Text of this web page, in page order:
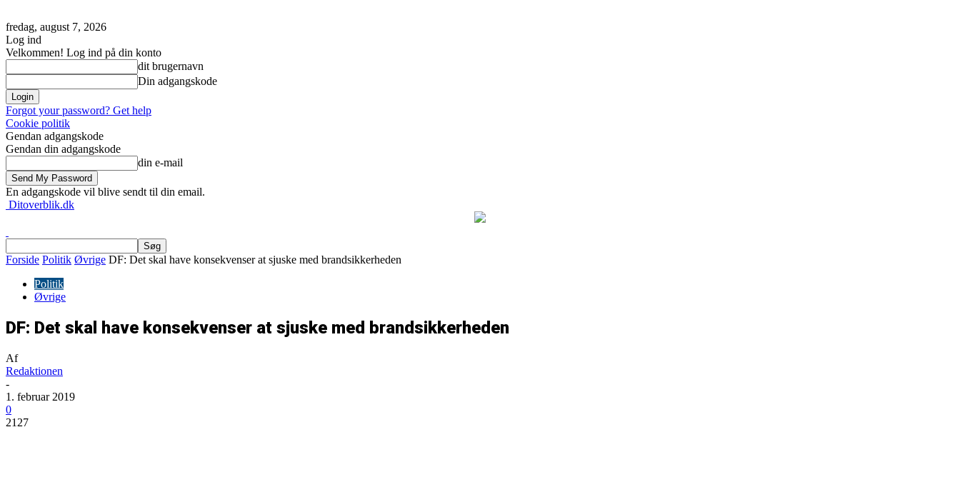
fredag, august 7, 2026
Log ind
Velkommen! Log ind på din konto
dit brugernavn
Din adgangskode
Forgot your password? Get help
Cookie politik
Gendan adgangskode
Gendan din adgangskode
din e-mail
En adgangskode vil blive sendt til din email.
Ditoverblik.dk
Forside Politik Øvrige DF: Det skal have konsekvenser at sjuske med brandsikkerheden
Politik
Øvrige
DF: Det skal have konsekvenser at sjuske med brandsikkerheden
Af
Redaktionen
-
1. februar 2019
0
2127